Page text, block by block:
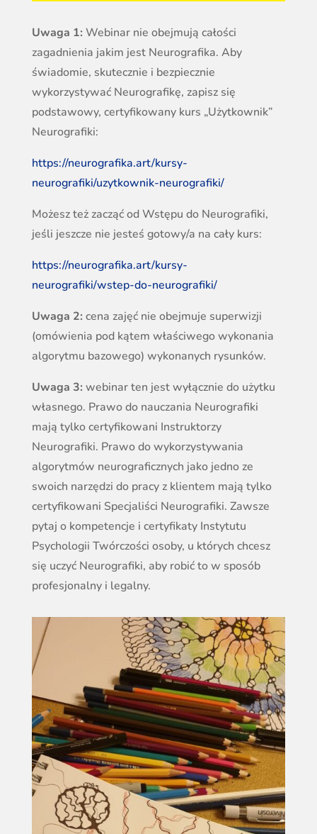
Uwaga 1: Webinar nie obejmują całości
zagadnienia jakim jest Neurografika. Aby
świadomie, skutecznie i bezpiecznie
wykorzystywać Neurografikę, zapisz się
podstawowy, certyfikowany kurs „Użytkownik”
Neurografiki:
https://neurografika.art/kursy-
neurografiki/uzytkownik-neurografiki/
Możesz też zacząć od Wstępu do Neurografiki,
jeśli jeszcze nie jesteś gotowy/a na cały kurs:
https://neurografika.art/kursy-
neurografiki/wstep-do-neurografiki/
Uwaga 2: cena zajęć nie obejmuje superwizji
(omówienia pod kątem właściwego wykonania
algorytmu bazowego) wykonanych rysunków.
Uwaga 3: webinar ten jest wyłącznie do użytku
własnego. Prawo do nauczania Neurografiki
mają tylko certyfikowani Instruktorzy
Neurografiki. Prawo do wykorzystywania
algorytmów neurograficznych jako jedno ze
swoich narzędzi do pracy z klientem mają tylko
certyfikowani Specjaliści Neurografiki. Zawsze
pytaj o kompetencje i certyfikaty Instytutu
Psychologii Twórczości osoby, u których chcesz
się uczyć Neurografiki, aby robić to w sposób
profesjonalny i legalny.